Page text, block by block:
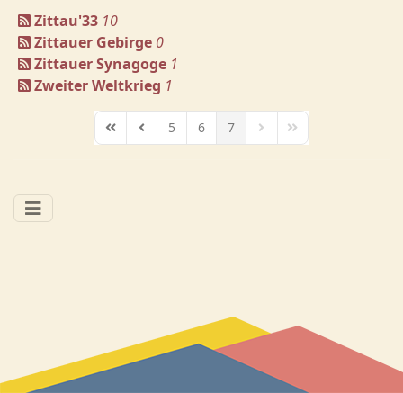
Zittau'33 10
Zittauer Gebirge 0
Zittauer Synagoge 1
Zweiter Weltkrieg 1
First PagePrevious Page
5 6 7 Next PageLast Page